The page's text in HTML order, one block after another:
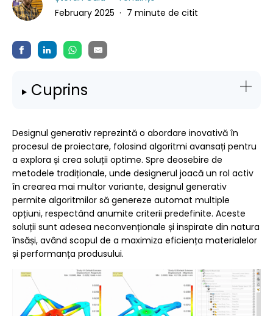
February 2025
7 minute de citit
Cuprins
Designul generativ reprezintă o abordare inovativă în
procesul de proiectare, folosind algoritmi avansați pentru
a explora și crea soluții optime. Spre deosebire de
metodele tradiționale, unde designerul joacă un rol activ
în crearea mai multor variante, designul generativ
permite algoritmilor să genereze automat multiple
opțiuni, respectând anumite criterii predefinite. Aceste
soluții sunt adesea neconvenționale și inspirate din natura
însăși, având scopul de a maximiza eficiența materialelor
și performanța produsului.